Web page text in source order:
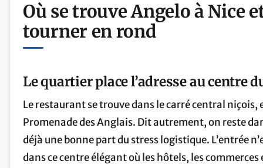
Où se trouve Angelo à Nice
tourner en rond
Le quartier place l’adresse au centre
Le restaurant se trouve dans le carré central
Promenade des Anglais. Dit autrement, on reste
déjà une bonne part du stress logistique. L’entrée
dans ce centre élégant où les hôtels, les